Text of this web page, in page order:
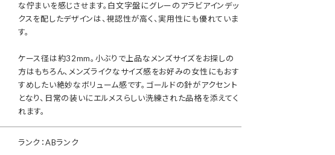
な佇まいを感じさせます。白文字盤にグレーのアラビアインデッ
クスを配したデザインは、視認性が高く、実用性にも優れていま
す。
ケース径は約32mm。小ぶりで上品なメンズサイズをお探しの
方はもちろん、メンズライクなサイズ感をお好みの女性にもおす
すめしたい絶妙なボリューム感です。ゴールドの針がアクセント
となり、日常の装いにエルメスらしい洗練された品格を添えてく
れます。
ランク：ABランク